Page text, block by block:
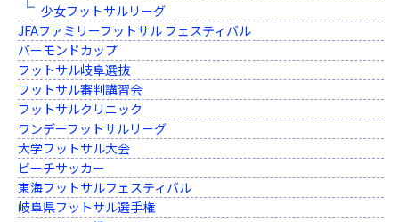
少女フットサルリーグ
JFAファミリーフットサル フェスティバル
バーモンドカップ
フットサル岐阜選抜
フットサル審判講習会
フットサルクリニック
ワンデーフットサルリーグ
大学フットサル大会
ビーチサッカー
東海フットサルフェスティバル
岐阜県フットサル選手権